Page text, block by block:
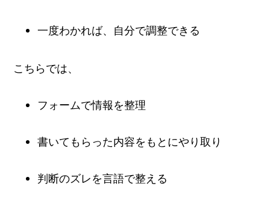
一度わかれば、自分で調整できる
こちらでは、
フォームで情報を整理
書いてもらった内容をもとにやり取り
判断のズレを言語で整える